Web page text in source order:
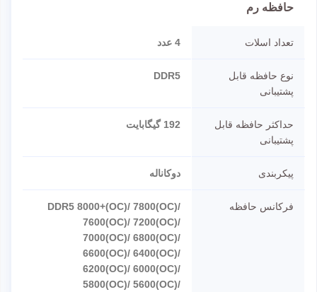
حافظه رم
تعداد اسلات 4 عدد
نوع حافظه قابل
پشتیبانی
DDR5
حداکثر حافظه قابل
پشتیبانی
192 گیگابایت
پیکربندی دوکاناله
فرکانس حافظه
DDR5 8000+(OC)/ 7800(OC)/
7600(OC)/ 7200(OC)/
7000(OC)/ 6800(OC)/
6600(OC)/ 6400(OC)/
6200(OC)/ 6000(OC)/
5800(OC)/ 5600(OC)/